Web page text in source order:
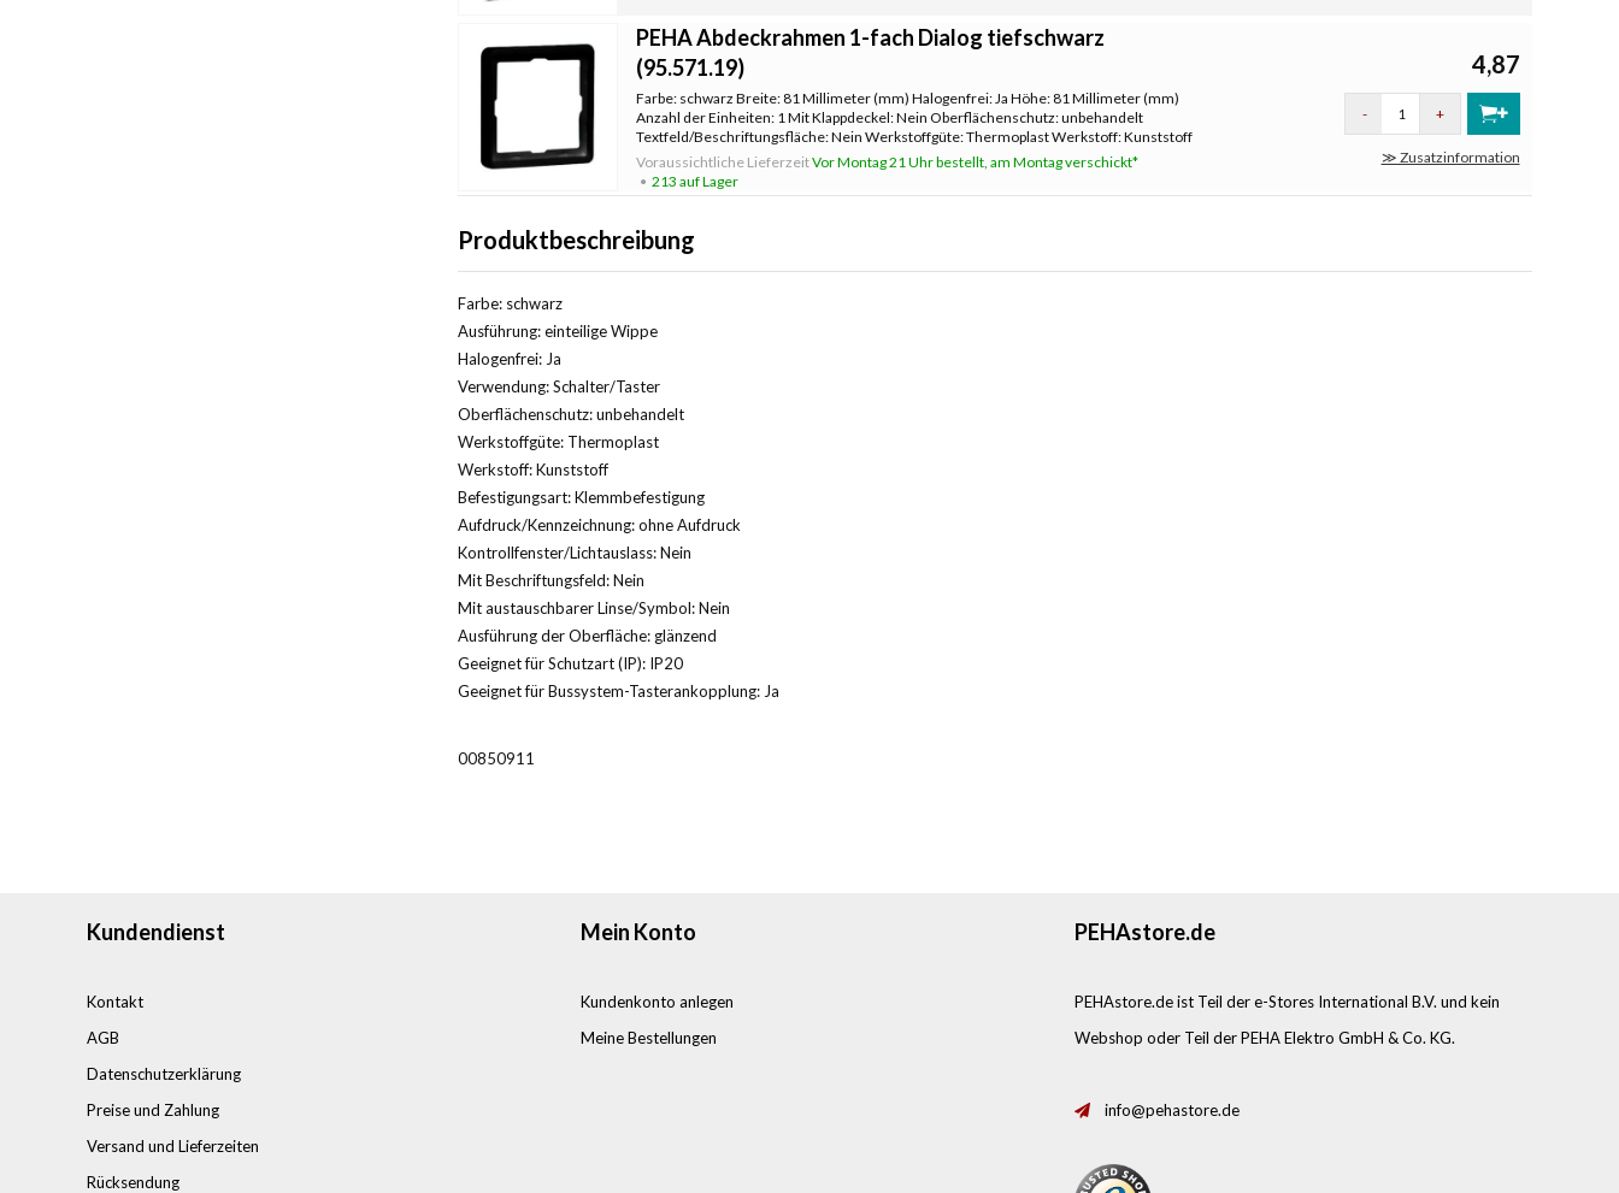
PEHA Abdeckrahmen 1-fach Dialog tiefschwarz
(95.571.19)
Farbe: schwarz Breite: 81 Millimeter (mm) Halogenfrei: Ja Höhe: 81 Millimeter (mm)
Anzahl der Einheiten: 1 Mit Klappdeckel: Nein Oberflächenschutz: unbehandelt
Textfeld/Beschriftungsfläche: Nein Werkstoffgüte: Thermoplast Werkstoff: Kunststoff
Befest
Voraussichtliche LieferzeitVor Montag 21 Uhr bestellt, am Montag verschickt*
213 auf Lager
4,87
- +
≫ Zusatzinformation
Produktbeschreibung
Farbe: schwarz
Ausführung: einteilige Wippe
Halogenfrei: Ja
Verwendung: Schalter/Taster
Oberflächenschutz: unbehandelt
Werkstoffgüte: Thermoplast
Werkstoff: Kunststoff
Befestigungsart: Klemmbefestigung
Aufdruck/Kennzeichnung: ohne Aufdruck
Kontrollfenster/Lichtauslass: Nein
Mit Beschriftungsfeld: Nein
Mit austauschbarer Linse/Symbol: Nein
Ausführung der Oberfläche: glänzend
Geeignet für Schutzart (IP): IP20
Geeignet für Bussystem-Tasterankopplung: Ja
00850911
Kundendienst
Kontakt
AGB
Datenschutzerklärung
Preise und Zahlung
Versand und Lieferzeiten
Rücksendung
Mein Konto
Kundenkonto anlegen
Meine Bestellungen
PEHAstore.de
PEHAstore.de ist Teil der e-Stores International B.V. und kein
Webshop oder Teil der PEHA Elektro GmbH & Co. KG.
info@pehastore.de